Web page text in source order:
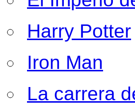
Harry Potter
Iron Man
La carrera